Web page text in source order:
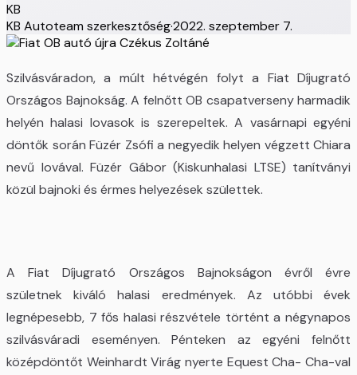
KB
KB Autoteam szerkesztőség·2022. szeptember 7.
Szilvásváradon, a múlt hétvégén folyt a Fiat Díjugrató
Országos Bajnokság. A felnőtt OB csapatverseny harmadik
helyén halasi lovasok is szerepeltek. A vasárnapi egyéni
döntők során Füzér Zsófi a negyedik helyen végzett Chiara
nevű lovával. Füzér Gábor (Kiskunhalasi LTSE) tanítványi
közül bajnoki és érmes helyezések születtek.
A Fiat Díjugrató Országos Bajnokságon évről évre
születnek kiváló halasi eredmények. Az utóbbi évek
legnépesebb, 7 fős halasi részvétele történt a négynapos
szilvásváradi eseményen. Pénteken az egyéni felnőtt
középdöntőt Weinhardt Virág nyerte Equest Cha- Cha-val